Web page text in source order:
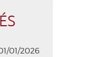
01/2026